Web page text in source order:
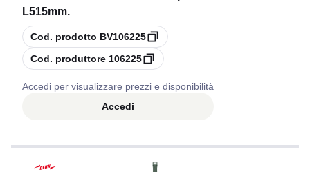
L515mm.
copiaCod. prodotto BV106225
copiaCod. produttore 106225
Accedi per visualizzare prezzi e disponibilità
Accedi